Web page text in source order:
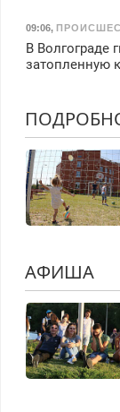
09:06,
В Волгограде
затопленную
АФИША